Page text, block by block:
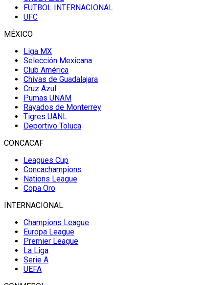
FUTBOL INTERNACIONAL
UFC
MÉXICO
Liga MX
Selección Mexicana
Club América
Chivas de Guadalajara
Cruz Azul
Pumas UNAM
Rayados de Monterrey
Tigres UANL
Deportivo Toluca
CONCACAF
Leagues Cup
Concachampions
Nations League
Copa Oro
INTERNACIONAL
Champions League
Europa League
Premier League
La Liga
Serie A
UEFA